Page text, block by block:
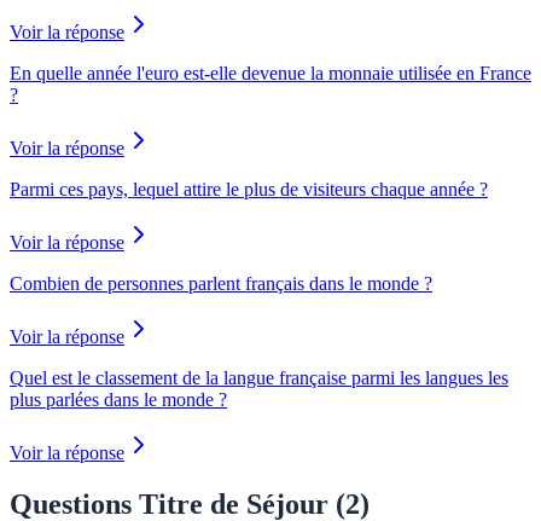
Voir la réponse
En quelle année l'euro est-elle devenue la monnaie utilisée en France
?
Voir la réponse
Parmi ces pays, lequel attire le plus de visiteurs chaque année ?
Voir la réponse
Combien de personnes parlent français dans le monde ?
Voir la réponse
Quel est le classement de la langue française parmi les langues les
plus parlées dans le monde ?
Voir la réponse
Questions Titre de Séjour (2)